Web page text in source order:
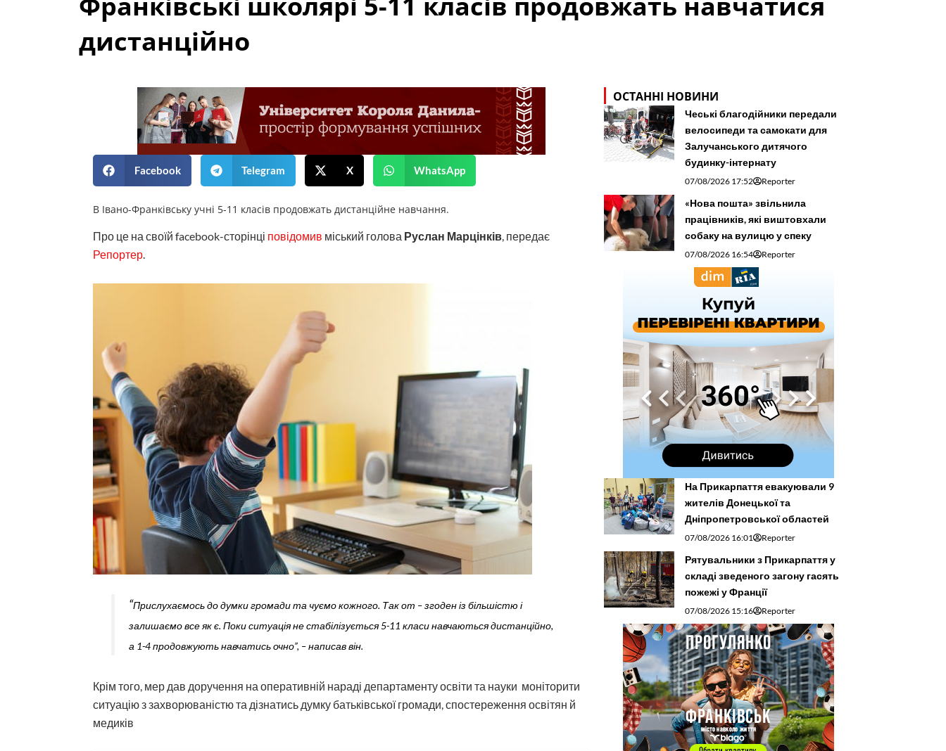
дистанційно
Facebook Telegram X WhatsApp
В Івано-Франківську учні 5-11 класів продовжать дистанційне навчання.
Про це на своїй facebook-сторінці повідомив міський голова Руслан Марцінків , передає
Репортер
“Прислухаємось до думки громади та чуємо кожного. Так от – згоден із більшістю і
залишаємо все як є.Поки ситуація не стабілізується 5-11 класи навчаються дистанційно,
а 1-4 продовжують навчатись очно”, – написав він.
Крім того, мер дав доручення на оперативній нараді департаменту освіти та науки моніторити
ситуацію з захворюваністю та дізнатись думку батьківської громади, спостереження освітян й
медиків
ОСТАННІ НОВИНИ
Чеські благодійники передали
велосипеди та самокати для
Залучанського дитячого
будинку-інтернату
07/08/2026 17:52 Reporter
«Нова пошта» звільнила
працівників, які виштовхали
собаку на вулицю у спеку
07/08/2026 16:54 Reporter
На Прикарпаття евакуювали 9
жителів Донецької та
Дніпропетровської областей
07/08/2026 16:01 Reporter
Рятувальники з Прикарпаття у
складі зведеного загону гасять
пожежі у Франції
07/08/2026 15:16 Reporter